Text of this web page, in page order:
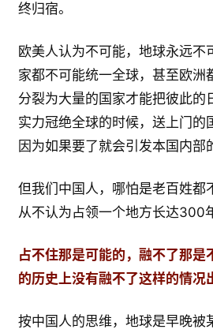
终归宿。
欧美人认为不可能，地球永远不
家都不可能统一全球，甚至欧洲
分裂为大量的国家才能把彼此的
实力冠绝全球的时候，送上门的
因为如果要了就会引发本国内部
但我们中国人，哪怕是老百姓都
从不认为占领一个地方长达300
占不住那是可能的，融不了那是
的历史上没有融不了这样的情况
按中国人的思维，地球是早晚被